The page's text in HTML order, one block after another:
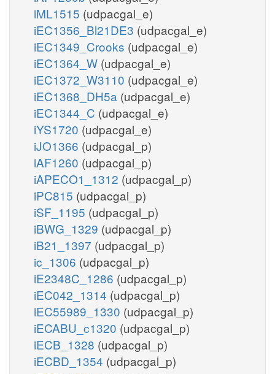
iML1515 (udpacgal_e)
iEC1356_Bl21DE3 (udpacgal_e)
iEC1349_Crooks (udpacgal_e)
iEC1364_W (udpacgal_e)
iEC1372_W3110 (udpacgal_e)
iEC1368_DH5a (udpacgal_e)
iEC1344_C (udpacgal_e)
iYS1720 (udpacgal_e)
iJO1366 (udpacgal_p)
iAF1260 (udpacgal_p)
iAPECO1_1312 (udpacgal_p)
iPC815 (udpacgal_p)
iSF_1195 (udpacgal_p)
iBWG_1329 (udpacgal_p)
iB21_1397 (udpacgal_p)
ic_1306 (udpacgal_p)
iE2348C_1286 (udpacgal_p)
iEC042_1314 (udpacgal_p)
iEC55989_1330 (udpacgal_p)
iECABU_c1320 (udpacgal_p)
iECB_1328 (udpacgal_p)
iECBD_1354 (udpacgal_p)